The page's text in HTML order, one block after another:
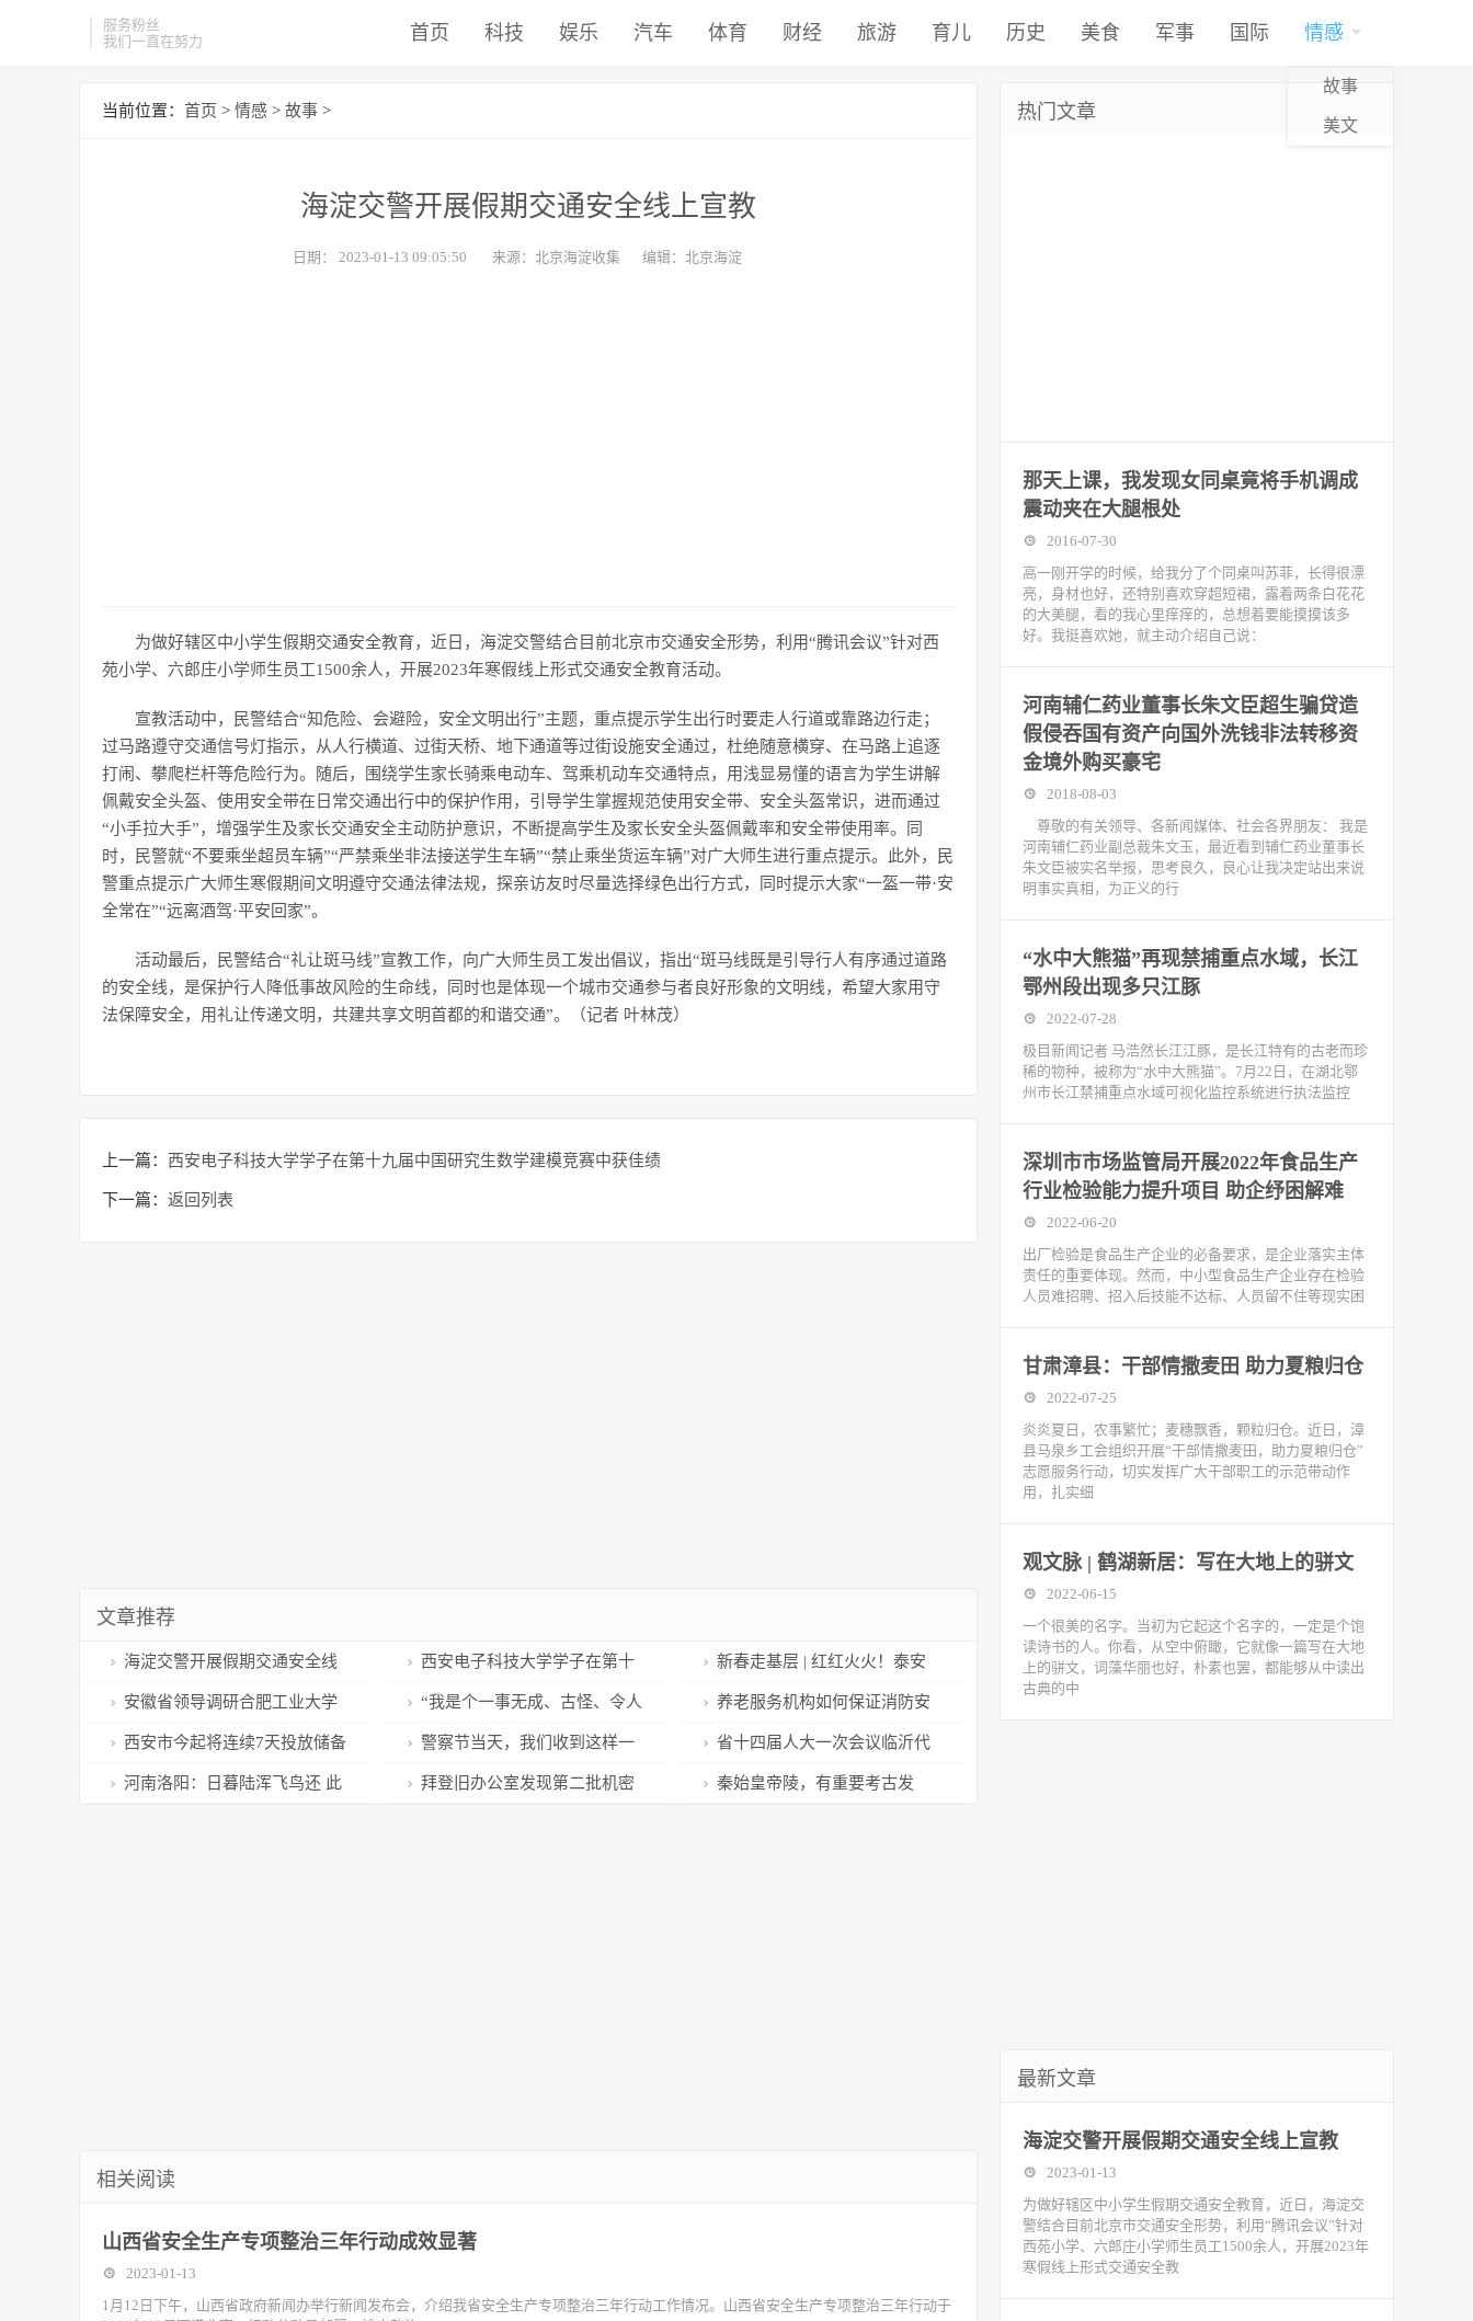
服务粉丝
我们一直在努力
首页 科技 娱乐 汽车 体育 财经 旅游 育儿 历史 美食 军事 国际 情感
故事
美文
当前位置： 首页 > 情感 > 故事 >
海淀交警开展假期交通安全线上宣教
日期： 2023-01-13 09:05:50 来源：北京海淀收集 编辑：北京海淀
为做好辖区中小学生假期交通安全教育，近日，海淀交警结合目前北京市交通安全形势，利用“腾讯会议”针对西
苑小学、六郎庄小学师生员工1500余人，开展2023年寒假线上形式交通安全教育活动。
宣教活动中，民警结合“知危险、会避险，安全文明出行”主题，重点提示学生出行时要走人行道或靠路边行走；
过马路遵守交通信号灯指示，从人行横道、过街天桥、地下通道等过街设施安全通过，杜绝随意横穿、在马路上追逐
打闹、攀爬栏杆等危险行为。随后，围绕学生家长骑乘电动车、驾乘机动车交通特点，用浅显易懂的语言为学生讲解
佩戴安全头盔、使用安全带在日常交通出行中的保护作用，引导学生掌握规范使用安全带、安全头盔常识，进而通过
“小手拉大手”，增强学生及家长交通安全主动防护意识，不断提高学生及家长安全头盔佩戴率和安全带使用率。同
时，民警就“不要乘坐超员车辆”“严禁乘坐非法接送学生车辆”“禁止乘坐货运车辆”对广大师生进行重点提示。此外，民
警重点提示广大师生寒假期间文明遵守交通法律法规，探亲访友时尽量选择绿色出行方式，同时提示大家“一盔一带·安
全常在”“远离酒驾·平安回家”。
活动最后，民警结合“礼让斑马线”宣教工作，向广大师生员工发出倡议，指出“斑马线既是引导行人有序通过道路
的安全线，是保护行人降低事故风险的生命线，同时也是体现一个城市交通参与者良好形象的文明线，希望大家用守
法保障安全，用礼让传递文明，共建共享文明首都的和谐交通”。（记者 叶林茂）
上一篇： 西安电子科技大学学子在第十九届中国研究生数学建模竞赛中获佳绩
下一篇： 返回列表
文章推荐
海淀交警开展假期交通安全线
上宣教
西安电子科技大学学子在第十
九届中国研究生数学建模竞赛中
获佳绩
新春走基层 | 红红火火！泰安
过年气氛组到位啦！
安徽省领导调研合肥工业大学
“双一流”建设工作
“我是个一事无成、古怪、令人
作呕的人……”
养老服务机构如何保证消防安
全？
西安市今起将连续7天投放储备
菜！投放地点→
警察节当天，我们收到这样一
封感谢信
省十四届人大一次会议临沂代
表团成立
河南洛阳：日暮陆浑飞鸟还 此 拜登旧办公室发现第二批机密 秦始皇帝陵，有重要考古发
相关阅读
山西省安全生产专项整治三年行动成效显著
2023-01-13
1月12日下午，山西省政府新闻办举行新闻发布会，介绍我省安全生产专项整治三年行动工作情况。山西省安全生产专项整治三年行动于
热门文章
那天上课，我发现女同桌竟将手机调成
震动夹在大腿根处
2016-07-30
高一刚开学的时候，给我分了个同桌叫苏菲，长得很漂
亮，身材也好，还特别喜欢穿超短裙，露着两条白花花
的大美腿，看的我心里痒痒的，总想着要能摸摸该多
好。我挺喜欢她，就主动介绍自己说：
河南辅仁药业董事长朱文臣超生骗贷造
假侵吞国有资产向国外洗钱非法转移资
金境外购买豪宅
2018-08-03
尊敬的有关领导、各新闻媒体、社会各界朋友： 我是
河南辅仁药业副总裁朱文玉，最近看到辅仁药业董事长
朱文臣被实名举报，思考良久，良心让我决定站出来说
明事实真相，为正义的行
“水中大熊猫”再现禁捕重点水域，长江
鄂州段出现多只江豚
2022-07-28
极目新闻记者 马浩然长江江豚，是长江特有的古老而珍
稀的物种，被称为“水中大熊猫”。7月22日，在湖北鄂
州市长江禁捕重点水域可视化监控系统进行执法监控
深圳市市场监管局开展2022年食品生产
行业检验能力提升项目 助企纾困解难
2022-06-20
出厂检验是食品生产企业的必备要求，是企业落实主体
责任的重要体现。然而，中小型食品生产企业存在检验
人员难招聘、招入后技能不达标、人员留不住等现实困
甘肃漳县：干部情撒麦田 助力夏粮归仓
2022-07-25
炎炎夏日，农事繁忙；麦穗飘香，颗粒归仓。近日，漳
县马泉乡工会组织开展“干部情撒麦田，助力夏粮归仓”
志愿服务行动，切实发挥广大干部职工的示范带动作
用，扎实细
观文脉 | 鹤湖新居：写在大地上的骈文
2022-06-15
一个很美的名字。当初为它起这个名字的，一定是个饱
读诗书的人。你看，从空中俯瞰，它就像一篇写在大地
上的骈文，词藻华丽也好，朴素也罢，都能够从中读出
古典的中
最新文章
海淀交警开展假期交通安全线上宣教
2023-01-13
为做好辖区中小学生假期交通安全教育，近日，海淀交
警结合目前北京市交通安全形势，利用“腾讯会议”针对
西苑小学、六郎庄小学师生员工1500余人，开展2023年
寒假线上形式交通安全教